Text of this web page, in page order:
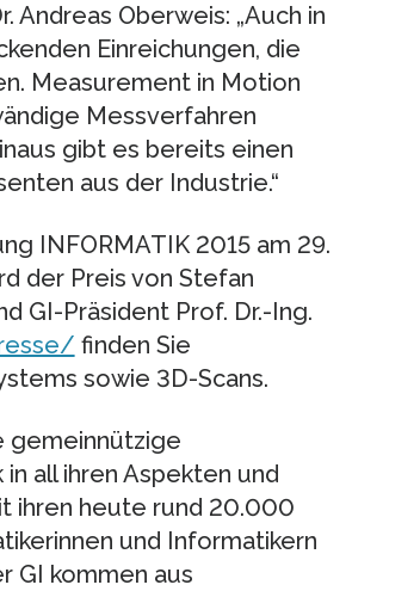
Andreas Oberweis: „Auch in
Einreichungen, die
Measurement in Motion
Messverfahren
gibt es bereits einen
aus der Industrie.“
INFORMATIK 2015 am 29.
der Preis von Stefan
GI-Präsident Prof. Dr.-Ing.
finden Sie
sowie 3D-Scans.
gemeinnützige
all ihren Aspekten und
ihren heute rund 20.000
und Informatikern
GI kommen aus